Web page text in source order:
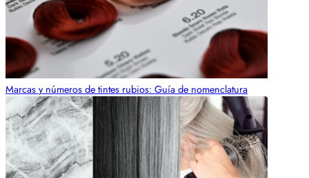
Marcas y números de tintes rubios: Guía de nomenclatura